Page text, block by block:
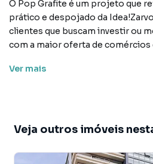
O Pop Grafite é um projeto que
prático e despojado da
clientes que buscam investir ou
com a maior oferta de comércios
quatro quadras do metrô Fradique
privativas que aumentam a área
disponibilidade do imóvel
Ver mais
Veja outros imóveis